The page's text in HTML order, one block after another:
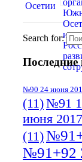
Search for:
Последние
№90 24 июня
(11)№91
июня
(11)
№91+92